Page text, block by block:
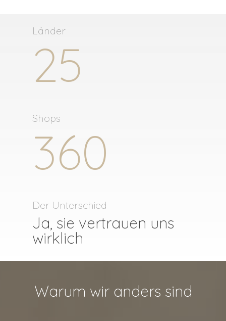
Länder
25
Shops
360
Der Unterschied
Ja, sie vertrauen uns
wirklich
Warum wir anders sind